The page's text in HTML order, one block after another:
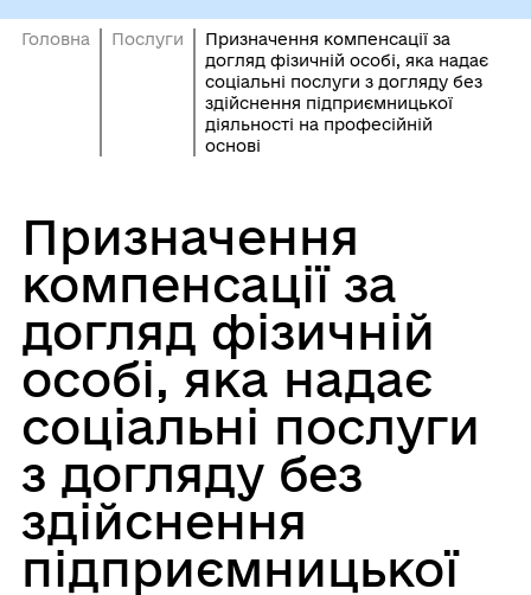
Головна Послуги
Призначення компенсації за
догляд фізичній особі, яка надає
соціальні послуги з догляду без
здійснення підприємницької
діяльності на професійній
основі
Призначення
компенсації за
догляд фізичній
особі, яка надає
соціальні послуги
з догляду без
здійснення
підприємницької